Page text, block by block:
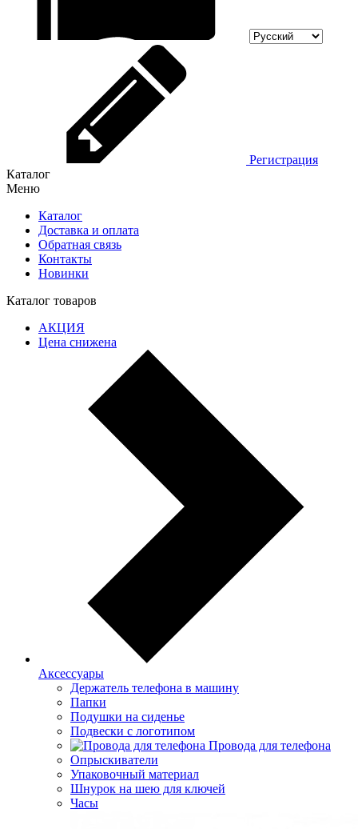
Регистрация
Каталог
Меню
Каталог
Доставка и оплата
Обратная связь
Контакты
Новинки
Каталог товаров
АКЦИЯ
Цена снижена
Аксессуары
Держатель телефона в машину
Папки
Подушки на сиденье
Подвески с логотипом
Провода для телефона
Опрыскиватели
Упаковочный материал
Шнурок на шею для ключей
Часы